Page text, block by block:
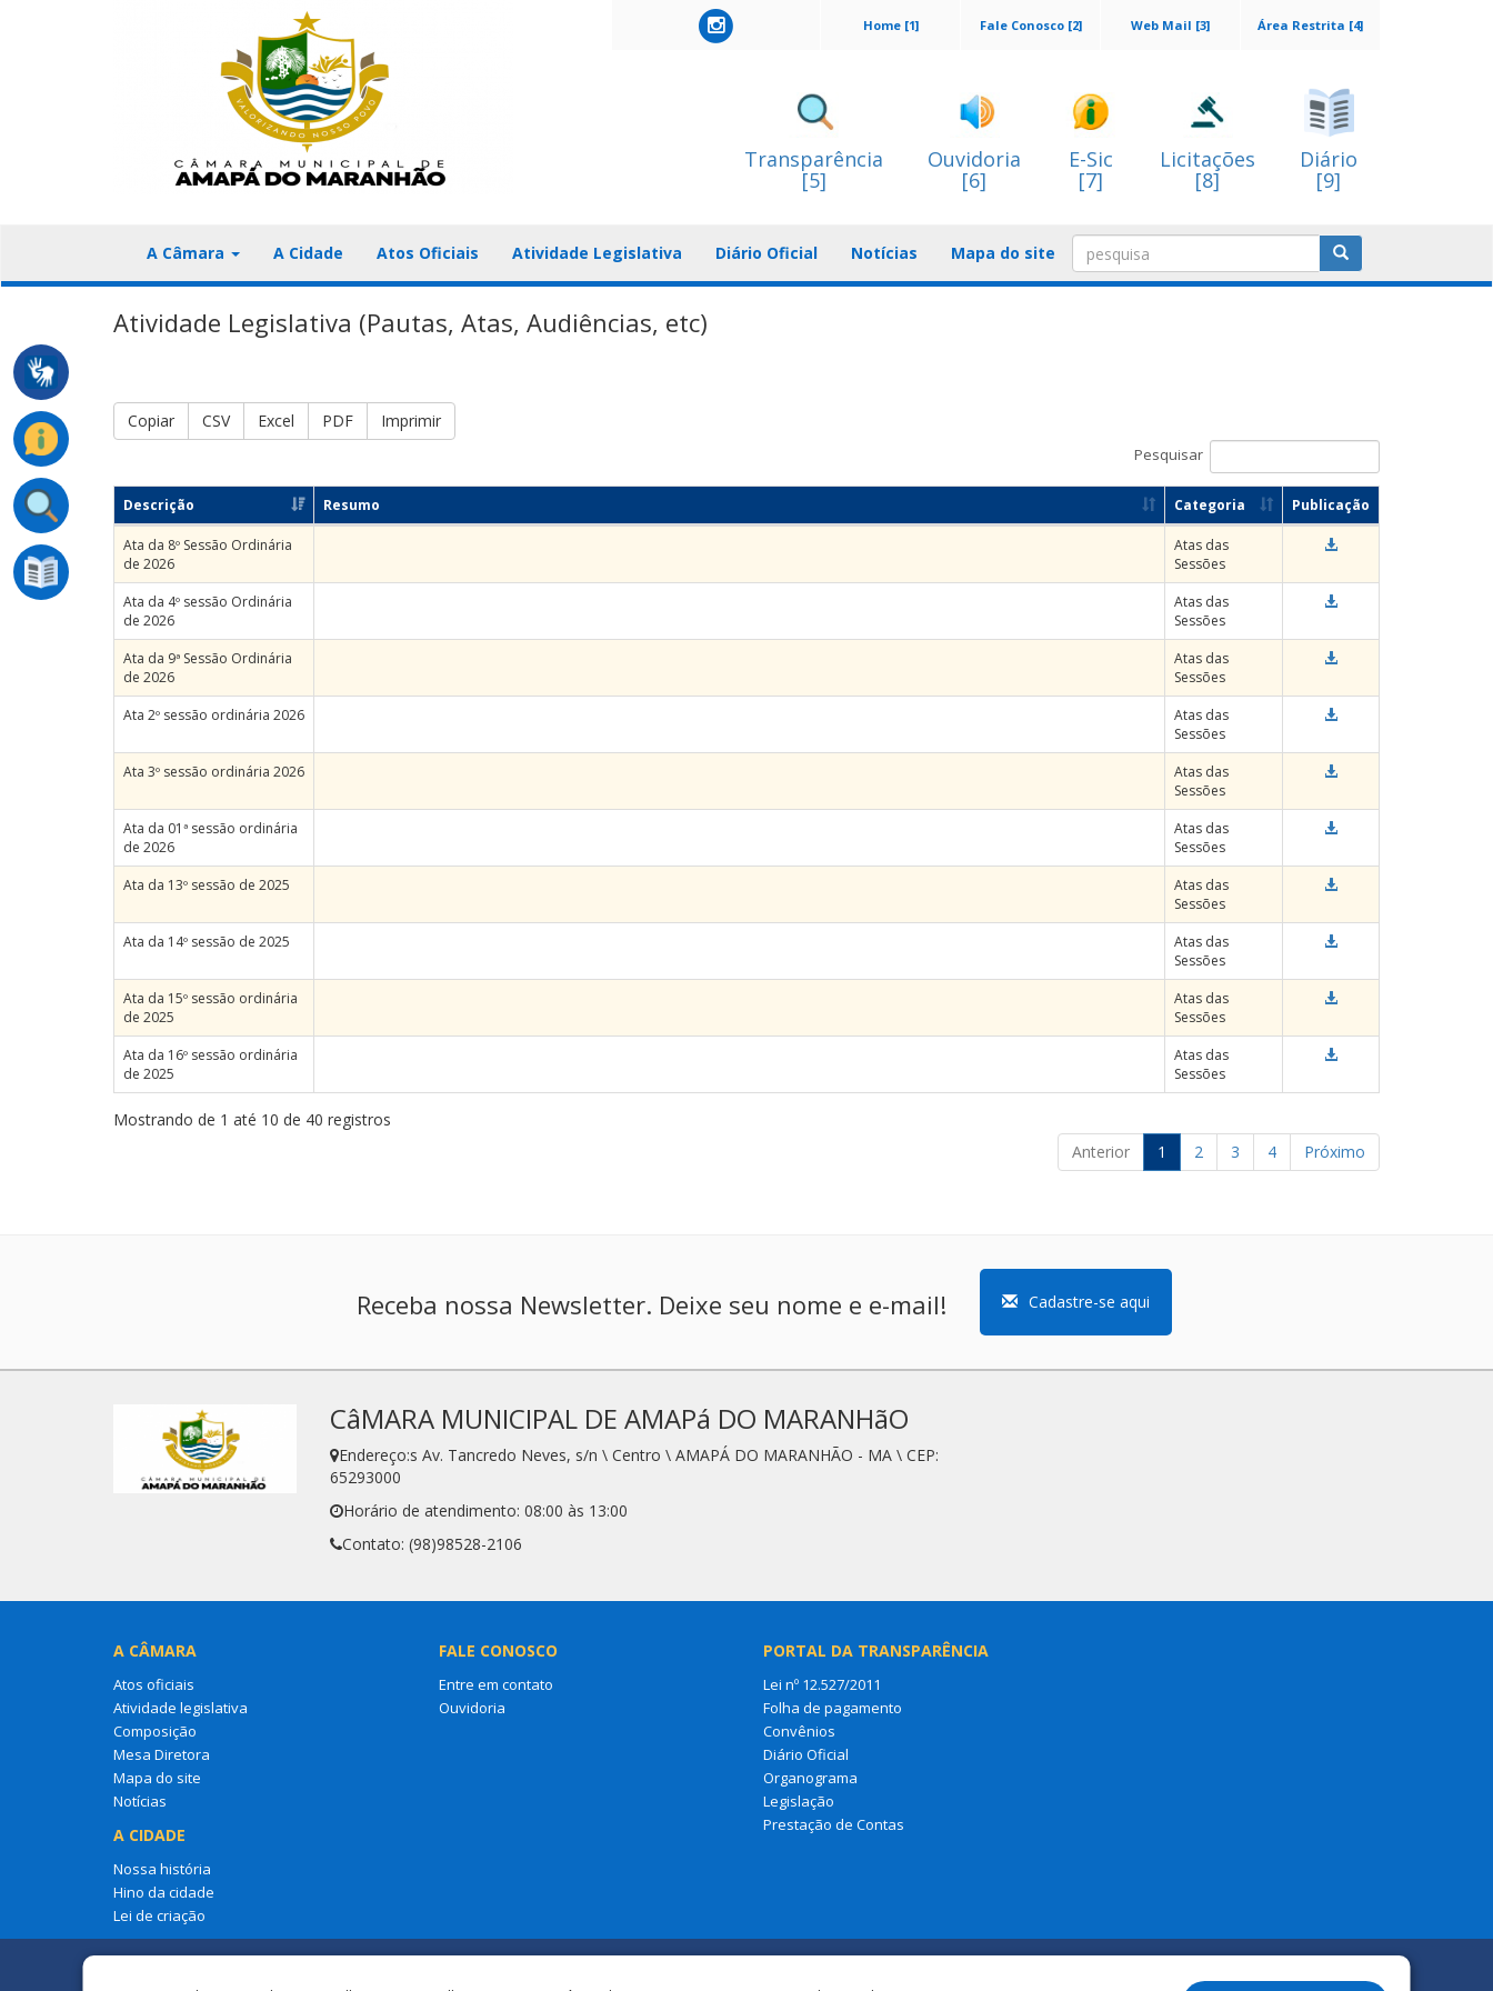
Área Restrita [4]
Web Mail [3]
Fale Conosco [2]
Home [1]
Transparência
[5]
Ouvidoria
[6]
E-Sic
[7]
Licitações
[8]
Diário
[9]
A Câmara A Cidade Atos Oficiais Atividade Legislativa Diário Oficial Notícias Mapa do site
Atividade Legislativa (Pautas, Atas, Audiências, etc)
Copiar CSV Excel PDF Imprimir
Pesquisar
Descrição Resumo Categoria Publicação
Ata da 8º Sessão Ordinária
de 2026
Atas das
Sessões
Ata da 4º sessão Ordinária
de 2026
Atas das
Sessões
Ata da 9ª Sessão Ordinária
de 2026
Atas das
Sessões
Ata 2º sessão ordinária 2026
Atas das
Sessões
Ata 3º sessão ordinária 2026
Atas das
Sessões
Ata da 01ª sessão ordinária
de 2026
Atas das
Sessões
Ata da 13º sessão de 2025
Atas das
Sessões
Ata da 14º sessão de 2025
Atas das
Sessões
Ata da 15º sessão ordinária
de 2025
Atas das
Sessões
Ata da 16º sessão ordinária
de 2025
Atas das
Sessões
Mostrando de 1 até 10 de 40 registros
Anterior
1 2 3 4 Próximo
Receba nossa Newsletter. Deixe seu nome e e-mail! Cadastre-se aqui
CâMARA MUNICIPAL DE AMAPá DO MARANHãO
Endereço:s Av. Tancredo Neves, s/n \ Centro \ AMAPÁ DO MARANHÃO - MA \ CEP:
65293000
Horário de atendimento: 08:00 às 13:00
Contato: (98)98528-2106
A CÂMARA
Atos oficiais
Atividade legislativa
Composição
Mesa Diretora
Mapa do site
Notícias
A CIDADE
Nossa história
Hino da cidade
Lei de criação
FALE CONOSCO
Entre em contato
Ouvidoria
PORTAL DA TRANSPARÊNCIA
Lei nº 12.527/2011
Folha de pagamento
Convênios
Diário Oficial
Organograma
Legislação
Prestação de Contas